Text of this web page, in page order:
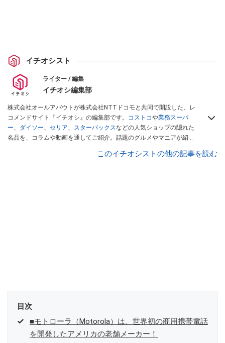
イチオシスト
ライター / 編集
イチオシ編集部
株式会社オールアバウトが株式会社NTTドコモと共同で開設した、レ
コメンドサイト『イチオシ』の編集部です。 コストコや業務スーパ
ー、 ダイソー、 セリア、 スターバックスなどの人気ショップの隠れた
名品を、コラムや動画を通してご紹介。話題のグルメやマニアが紹介
インフルエンサーが実際に使用してレビューしています。毎日トレン
このイチオシストの他の記事を読む
目次
■モトローラ（Motorola）は、世界初の商用携帯電話
を開発したアメリカの老舗メーカー！